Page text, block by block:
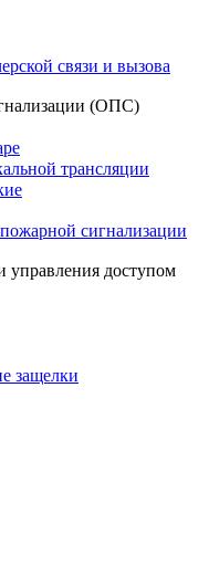
связи и вызова
(ОПС)
трансляции
сигнализации
управления доступом
защелки